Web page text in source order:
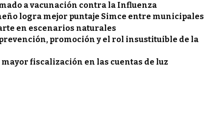
a vacunación contra la Influenza
logra mejor puntaje Simce entre municipales
en escenarios naturales
promoción y el rol insustituible de la
fiscalización en las cuentas de luz